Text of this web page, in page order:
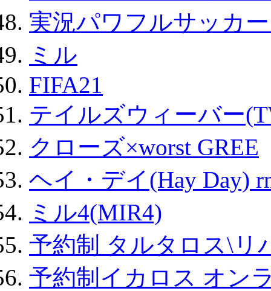
実況パワフルサッカ
ミル
FIFA21
テイルズウィーバー
クローズ×worst GREE
ヘイ・デイ(Hay Day)
ミル4(MIR4)
予約制 タルタロス\リ
予約制イカロス オン